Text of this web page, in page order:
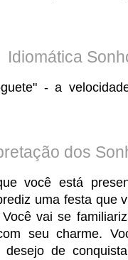
Idiomática
- a
dos
você está
uma festa que
vai se
seu charme.
desejo de